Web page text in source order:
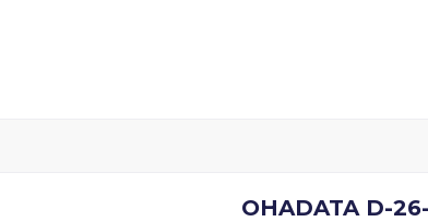
OHADATA D-